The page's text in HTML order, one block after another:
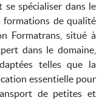
spécialiser dans le
formations de qualité
Formatrans, situé à
dans le domaine,
telles que la
essentielle pour
de petites et